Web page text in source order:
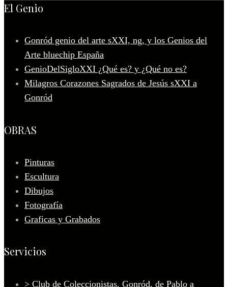
El Genio
Gonród genio del arte sXXI, ng, y los Genios del
Arte bluechip España
GenioDelSigloXXI ¿Qué es? y ¿Qué no es?
Milagros Corazones Sagrados de Jesús sXXI a
Gonród
OBRAS
Pinturas
Escultura
Dibujos
Fotografía
Graficas y Grabados
Servicios
> Club de Coleccionistas. Gonród, de Pablo a